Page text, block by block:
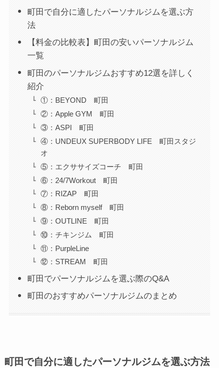
町田で自分に適したパーソナルジムを選ぶ方
法
【料金の比較表】町田の安いパーソナルジム
一覧
町田のパーソナルジムおすすめ12選を詳しく
紹介
①：BEYOND 町田
②：Apple GYM 町田
③：ASPI 町田
④：UNDEUX SUPERBODY LIFE 町田スタジ
オ
⑤：エクササイズコーチ 町田
⑥：24/7Workout 町田
⑦：RIZAP 町田
⑧：Reborn myself 町田
⑨：OUTLINE 町田
⑩：チキンジム 町田
⑪：PurpleLine
⑫：STREAM 町田
町田でパーソナルジムを選ぶ際のQ&A
町田のおすすめパーソナルジムのまとめ
町田で自分に適したパーソナルジムを選ぶ方法